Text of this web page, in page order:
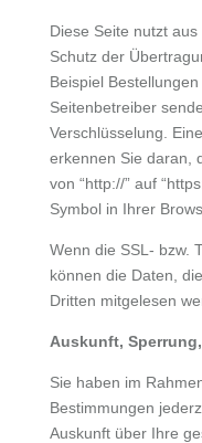
Diese Seite nutzt
Schutz der
Beispiel
Seitenbetreiber
Verschlüsselung.
erkennen Sie daran,
von “http://” auf
Symbol in Ihrer
Wenn die SSL- bzw.
können die Daten,
Dritten mitgelesen
Auskunft,
Sie haben im
Bestimmungen
Auskunft über Ihre